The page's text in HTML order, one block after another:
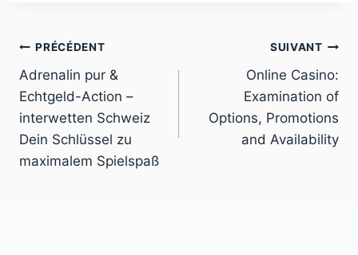
PRÉCÉDENT
Adrenalin pur &
Echtgeld-Action –
interwetten Schweiz
Dein Schlüssel zu
maximalem Spielspaß
SUIVANT
Online Casino:
Examination of
Options, Promotions
and Availability